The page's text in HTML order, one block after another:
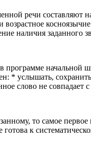
речи составляют
наличия заданного
программе начальной
* услышать,
слово не совпадает
то самое
к